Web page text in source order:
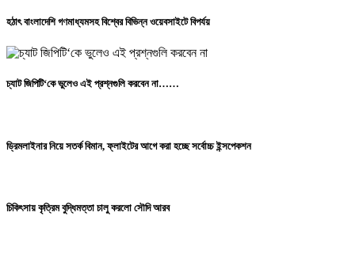
হঠাৎ বাংলাদেশি গণমাধ্যমসহ বিশ্বের বিভিন্ন ওয়েবসাইটে বিপর্যয়
চ্যাট জিপিটি‘কে ভুলেও এই প্রশ্নগুলি করবেন না……
ড্রিমলাইনার নিয়ে সতর্ক বিমান, ফ্লাইটের আগে করা হচ্ছে সর্বোচ্চ ইন্সপেকশন
চিকিৎসায় কৃত্রিম বুদ্ধিমত্তা চালু করলো সৌদি আরব